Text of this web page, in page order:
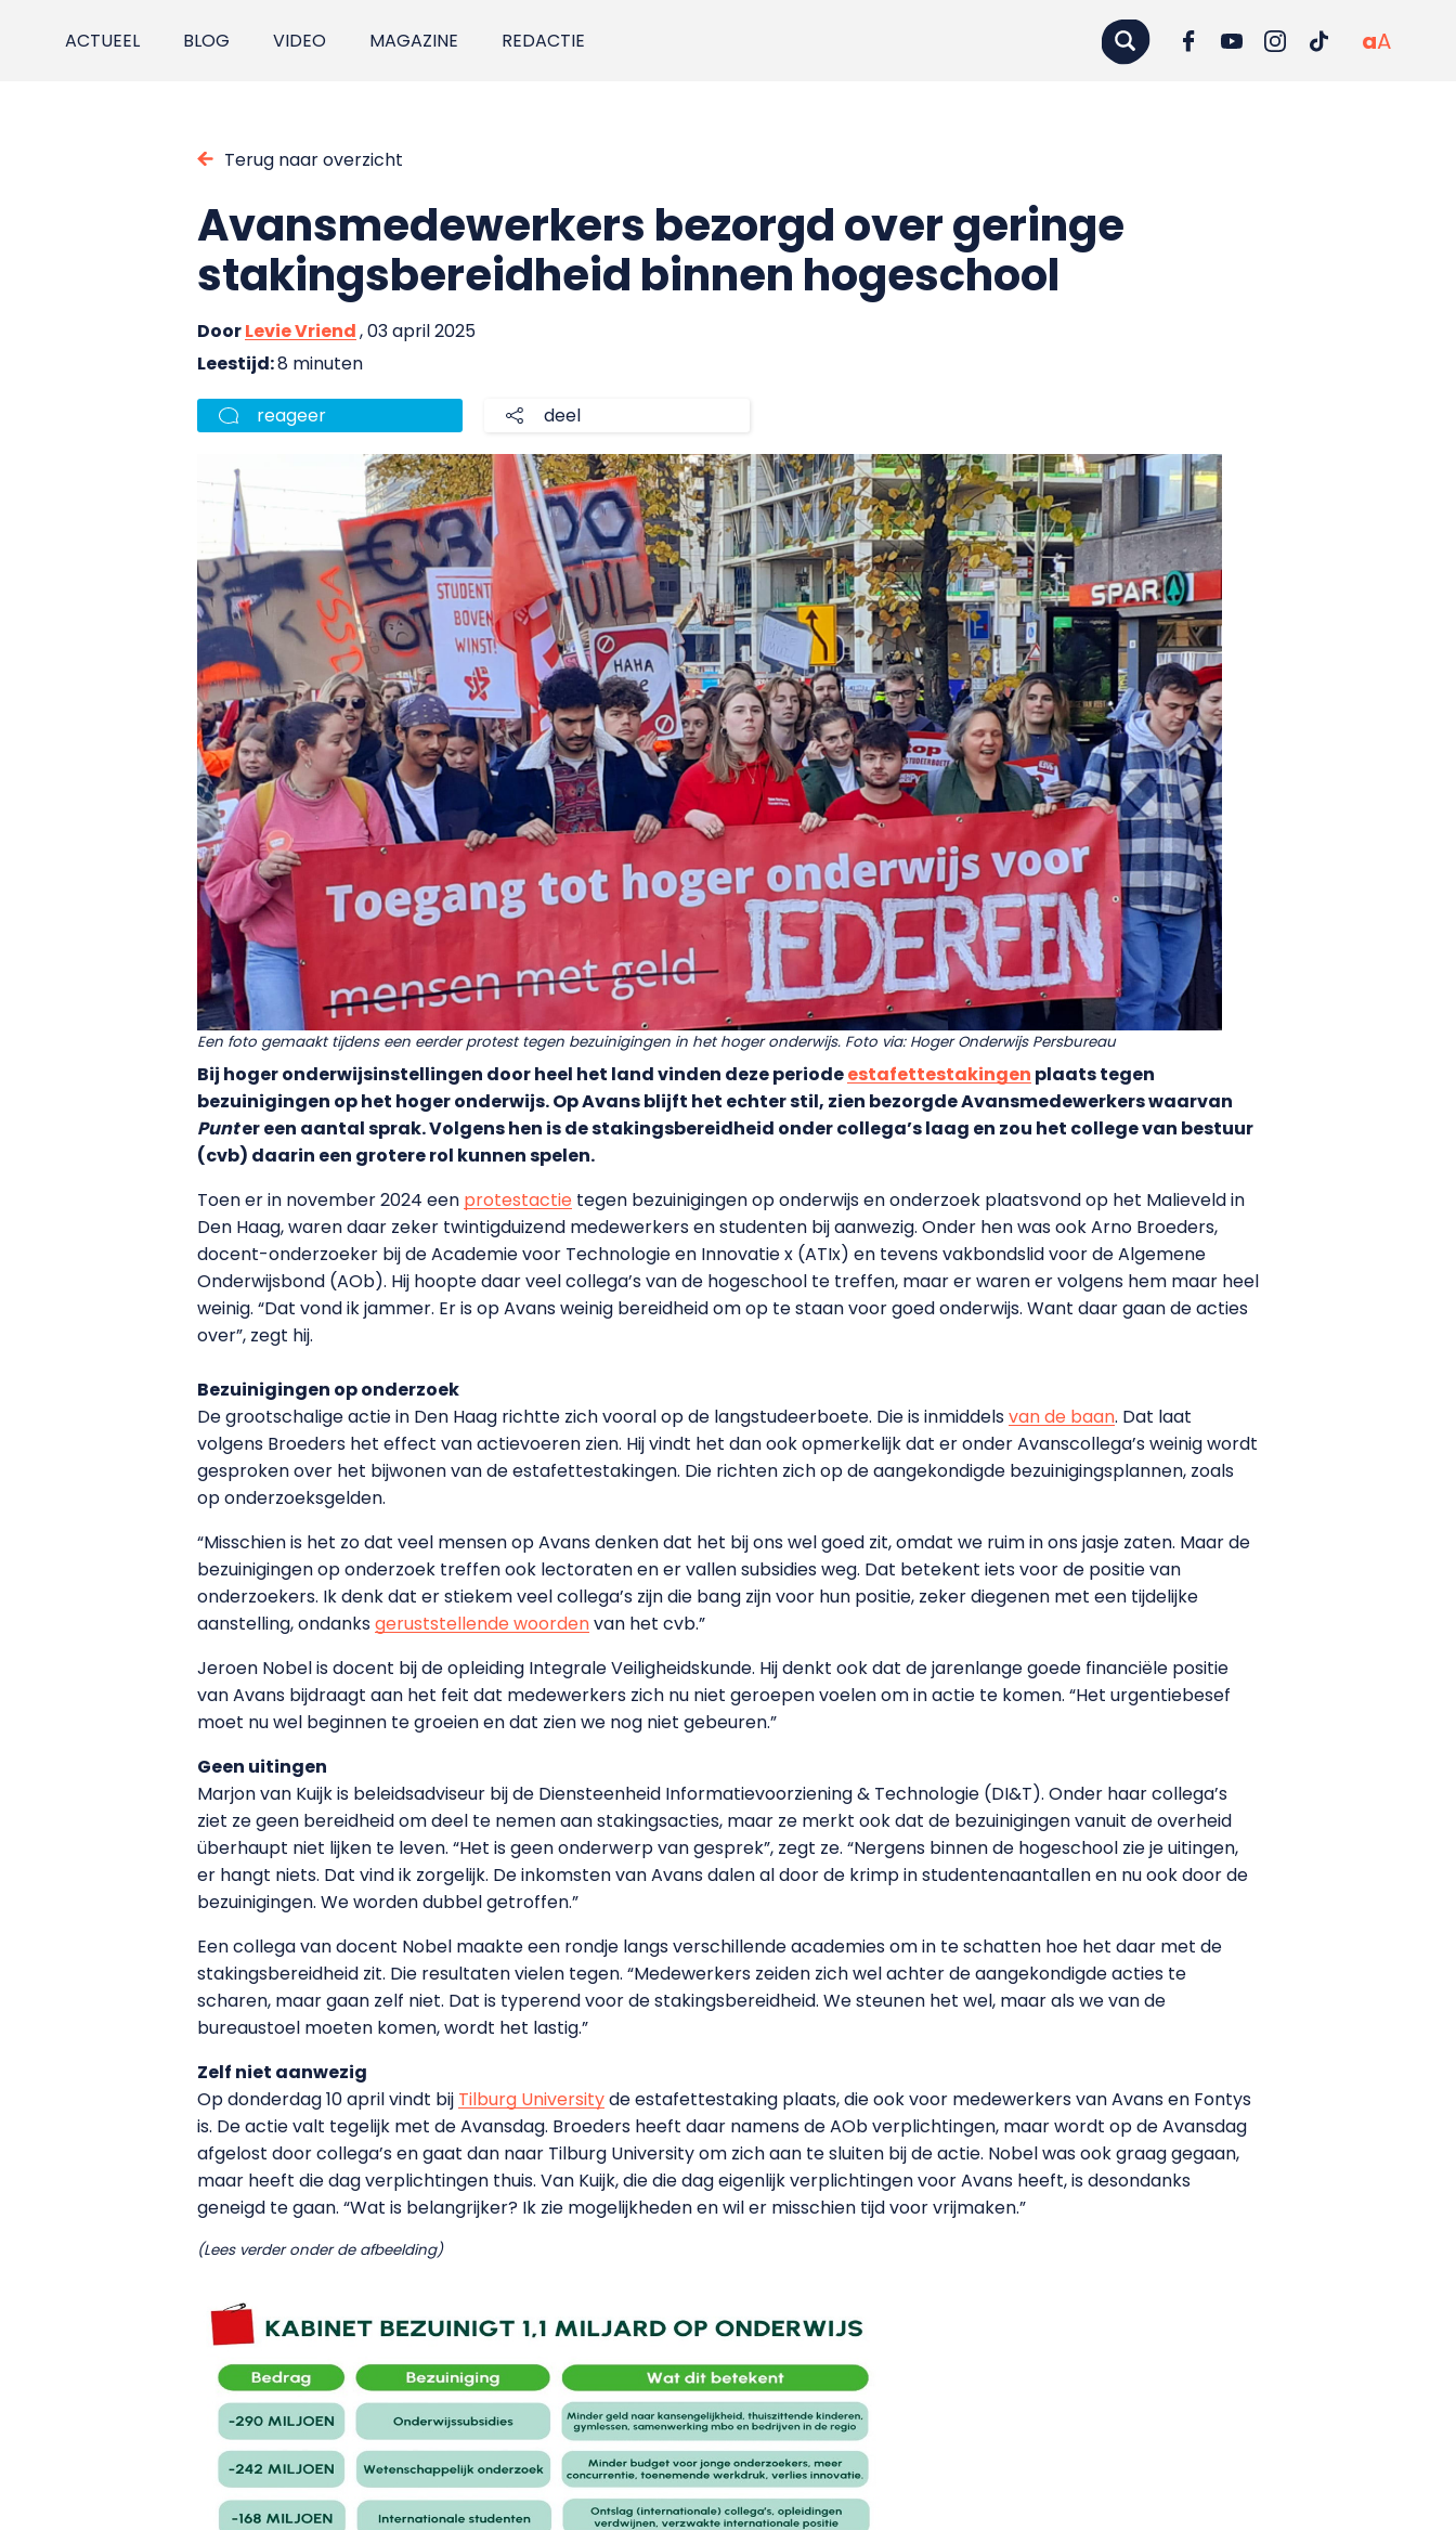
ACTUEEL BLOG VIDEO MAGAZINE REDACTIE aA
Terug naar overzicht
Avansmedewerkers bezorgd over geringe
stakingsbereidheid binnen hogeschool
DoorLevie Vriend, 03 april 2025
Leestijd:8 minuten
reageer deel
Een foto gemaakt tijdens een eerder protest tegen bezuinigingen in het hoger onderwijs. Foto via: Hoger Onderwijs Persbureau
Bij hoger onderwijsinstellingen door heel het land vinden deze periodeestafettestakingen plaats tegen
bezuinigingen op het hoger onderwijs. Op Avans blijft het echter stil, zien bezorgde Avansmedewerkers waarvan
Punter een aantal sprak. Volgens hen is de stakingsbereidheid onder collega’s laag en zou het college van bestuur
(cvb) daarin een grotere rol kunnen spelen.
Toen er in november 2024 een protestactie tegen bezuinigingen op onderwijs en onderzoek plaatsvond op het Malieveld in
Den Haag, waren daar zeker twintigduizend medewerkers en studenten bij aanwezig. Onder hen was ook Arno Broeders,
docent-onderzoeker bij de Academie voor Technologie en Innovatie x (ATIx) en tevens vakbondslid voor de Algemene
Onderwijsbond (AOb). Hij hoopte daar veel collega’s van de hogeschool te treffen, maar er waren er volgens hem maar heel
weinig. “Dat vond ik jammer. Er is op Avans weinig bereidheid om op te staan voor goed onderwijs. Want daar gaan de acties
over”, zegt hij.
Bezuinigingen op onderzoek
De grootschalige actie in Den Haag richtte zich vooral op de langstudeerboete. Die is inmiddelsvan de baan. Dat laat
volgens Broeders het effect van actievoeren zien. Hij vindt het dan ook opmerkelijk dat er onder Avanscollega’s weinig wordt
gesproken over het bijwonen van de estafettestakingen. Die richten zich op de aangekondigde bezuinigingsplannen, zoals
op onderzoeksgelden.
“Misschien is het zo dat veel mensen op Avans denken dat het bij ons wel goed zit, omdat we ruim in ons jasje zaten. Maar de
bezuinigingen op onderzoek treffen ook lectoraten en er vallen subsidies weg. Dat betekent iets voor de positie van
onderzoekers. Ik denk dat er stiekem veel collega’s zijn die bang zijn voor hun positie, zeker diegenen met een tijdelijke
aanstelling, ondanksgeruststellende woordenvan het cvb.”
Jeroen Nobel is docent bij de opleiding Integrale Veiligheidskunde. Hij denkt ook dat de jarenlange goede financiële positie
van Avans bijdraagt aan het feit dat medewerkers zich nu niet geroepen voelen om in actie te komen. “Het urgentiebesef
moet nu wel beginnen te groeien en dat zien we nog niet gebeuren.”
Geen uitingen
Marjon van Kuijk is beleidsadviseur bij de Diensteenheid Informatievoorziening & Technologie (DI&T). Onder haar collega’s
ziet ze geen bereidheid om deel te nemen aan stakingsacties, maar ze merkt ook dat de bezuinigingen vanuit de overheid
überhaupt niet lijken te leven. “Het is geen onderwerp van gesprek”, zegt ze. “Nergens binnen de hogeschool zie je uitingen,
er hangt niets. Dat vind ik zorgelijk. De inkomsten van Avans dalen al door de krimp in studentenaantallen en nu ook door de
bezuinigingen. We worden dubbel getroffen.”
Een collega van docent Nobel maakte een rondje langs verschillende academies om in te schatten hoe het daar met de
stakingsbereidheid zit. Die resultaten vielen tegen. “Medewerkers zeiden zich wel achter de aangekondigde acties te
scharen, maar gaan zelf niet. Dat is typerend voor de stakingsbereidheid. We steunen het wel, maar als we van de
bureaustoel moeten komen, wordt het lastig.”
Zelf niet aanwezig
Op donderdag 10 april vindt bij Tilburg Universityde estafettestaking plaats, die ook voor medewerkers van Avans en Fontys
is. De actie valt tegelijk met de Avansdag. Broeders heeft daar namens de AOb verplichtingen, maar wordt op de Avansdag
afgelost door collega’s en gaat dan naar Tilburg University om zich aan te sluiten bij de actie. Nobel was ook graag gegaan,
maar heeft die dag verplichtingen thuis. Van Kuijk, die die dag eigenlijk verplichtingen voor Avans heeft, is desondanks
geneigd te gaan. “Wat is belangrijker? Ik zie mogelijkheden en wil er misschien tijd voor vrijmaken.”
(Lees verder onder de afbeelding)